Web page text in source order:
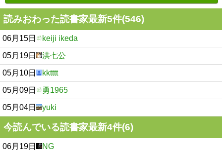
読みおわった読書家最新5件(546)
06月15日 keiji ikeda
05月19日 洪七公
05月10日 kktttt
05月09日 勇1965
05月04日 yuki
今読んでいる読書家最新4件(6)
06月19日 NG